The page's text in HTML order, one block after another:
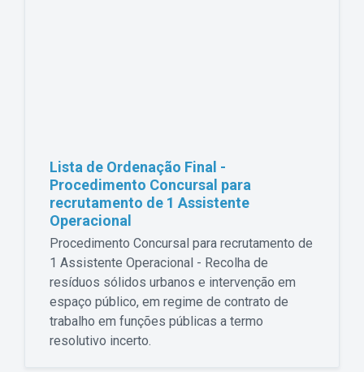
Lista de Ordenação Final -
Procedimento Concursal para
recrutamento de 1 Assistente
Operacional
Procedimento Concursal para recrutamento de
1 Assistente Operacional - Recolha de
resíduos sólidos urbanos e intervenção em
espaço público, em regime de contrato de
trabalho em funções públicas a termo
resolutivo incerto.